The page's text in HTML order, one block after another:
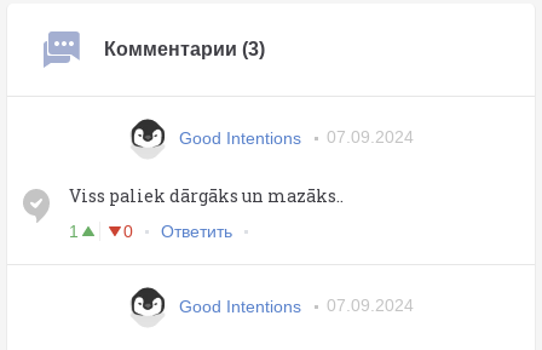
Комментарии (3)
Good Intentions 07.09.2024
Viss paliek dārgāks un mazāks..
1 0 Ответить
Good Intentions 07.09.2024